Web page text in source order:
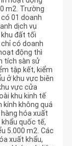
m2. Trường
01 doanh
dịch vụ
đất tối
có doanh
động thì
tích sàn sử
tập kết, kiểm
ở khu vực biên
vực cửa
khu kinh tế
kính không quá
hóa xuất
quốc tế,
5.000 m2. Các
xuất khẩu,